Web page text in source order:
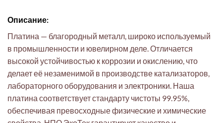
Описание:
Платина — благородный металл, широко используемый
в промышленности и ювелирном деле. Отличается
высокой устойчивостью к коррозии и окислению, что
делает её незаменимой в производстве катализаторов,
лабораторного оборудования и электроники. Наша
платина соответствует стандарту чистоты 99.95%,
обеспечивая превосходные физические и химические